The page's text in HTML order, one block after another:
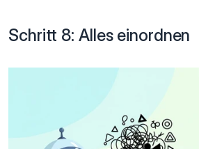
Schritt 8: Alles einordnen